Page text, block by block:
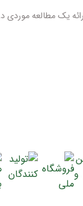
یک مطالعه موردی